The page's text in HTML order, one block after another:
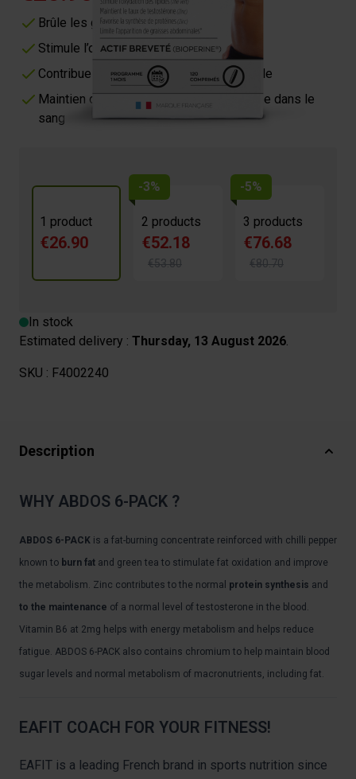
Brûle les graisses
Stimule l’oxydation des graisses
Contribue à la synthèse protéique normale
Maintien d’un taux normal de testostérone dans le
sang
1 product
€26.90
-3%
2 products
€52.18
€53.80
-5%
3 products
€76.68
€80.70
In stock
Estimated delivery : Thursday, 13 August 2026.
SKU : F4002240
Description
WHY ABDOS 6-PACK ?
ABDOS 6-PACK is a fat-burning concentrate reinforced with chilli pepper
known to burn fat and green tea to stimulate fat oxidation and improve
the metabolism. Zinc contributes to the normal protein synthesis and
to the maintenance of a normal level of testosterone in the blood.
Vitamin B6 at 2mg helps with energy metabolism and helps reduce
fatigue. ABDOS 6-PACK also contains chromium to help maintain blood
sugar levels and normal metabolism of macronutrients, including fat.
EAFIT COACH FOR YOUR FITNESS!
EAFIT is a leading French brand in sports nutrition since